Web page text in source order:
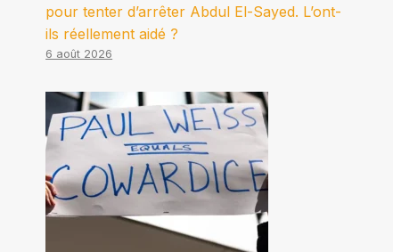
pour tenter d’arrêter Abdul El-Sayed. L’ont-
ils réellement aidé ?
6 août 2026